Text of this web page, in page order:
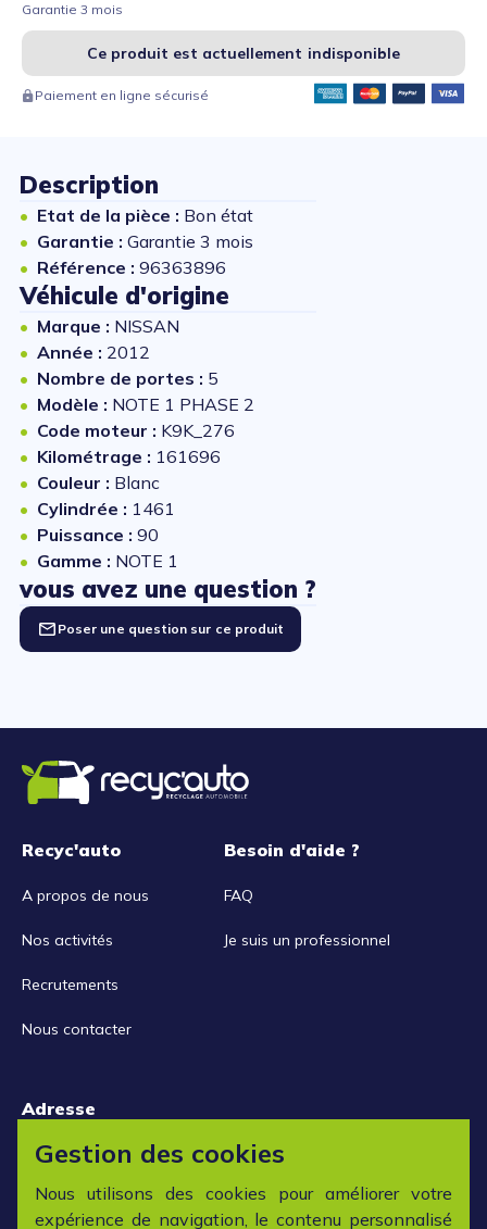
Garantie 3 mois
Ce produit est actuellement indisponible
Paiement en ligne sécurisé
Description
Etat de la pièce : Bon état
Garantie : Garantie 3 mois
Référence : 96363896
Véhicule d'origine
Marque : NISSAN
Année : 2012
Nombre de portes : 5
Modèle : NOTE 1 PHASE 2
Code moteur : K9K_276
Kilométrage : 161696
Couleur : Blanc
Cylindrée : 1461
Puissance : 90
Gamme : NOTE 1
vous avez une question ?
Poser une question sur ce produit
Recyc'auto
A propos de nous
Nos activités
Recrutements
Nous contacter
Besoin d'aide ?
FAQ
Je suis un professionnel
Adresse
15 rue de la Libération
42152 L'horme
Gestion des cookies
Nous utilisons des cookies pour améliorer votre
expérience de navigation, le contenu personnalisé